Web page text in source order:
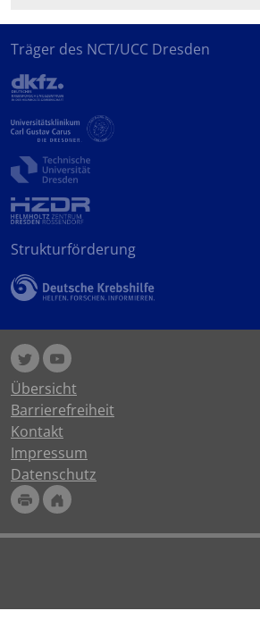
Träger des NCT/UCC Dresden
Strukturförderung
Übersicht
Barrierefreiheit
Kontakt
Impressum
Datenschutz